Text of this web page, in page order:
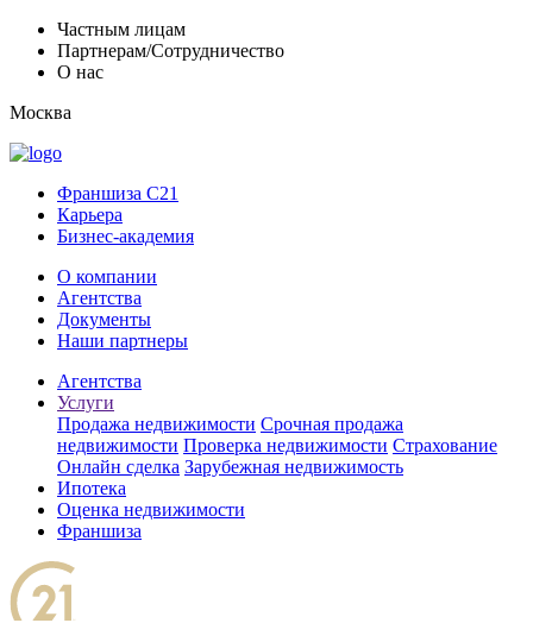
Частным лицам
Партнерам/Сотрудничество
О нас
Москва
Франшиза C21
Карьера
Бизнес-академия
О компании
Агентства
Документы
Наши партнеры
Агентства
Услуги
Продажа недвижимости Срочная продажа
недвижимости Проверка недвижимости Страхование
Онлайн сделка Зарубежная недвижимость
Ипотека
Оценка недвижимости
Франшиза